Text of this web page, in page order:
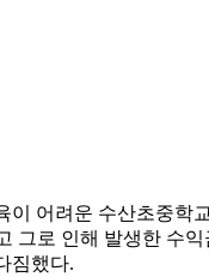
어려운 수산초중
그로 인해 발생한
짐했다.